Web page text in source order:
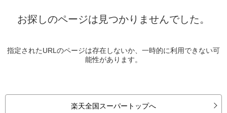
お探しのページは見つかりませんでした。
指定されたURLのページは存在しないか、一時的に利用できない可
能性があります。
楽天全国スーパートップへ